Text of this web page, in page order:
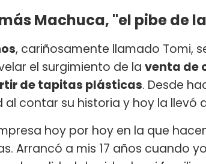
Machuca, "el pibe de
, cariñosamente llamado Tomi,
el surgimiento de la venta de
de tapitas plásticas. Desde
al contar su historia y hoy la llevó
hoy por hoy en la que
Arrancó a mis 17 años cuando